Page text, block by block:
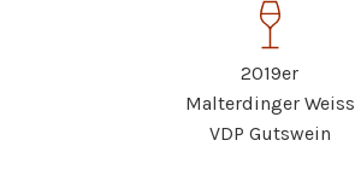
2019er
Malterdinger Weiss
VDP Gutswein